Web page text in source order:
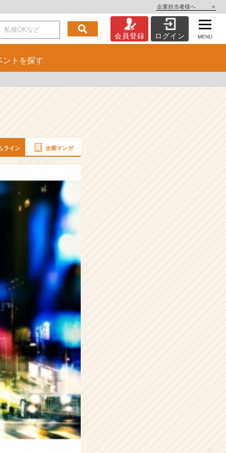
企業担当者様へ >
会員登録 ログイン MENU
ント を探す
ライン 企業マンガ